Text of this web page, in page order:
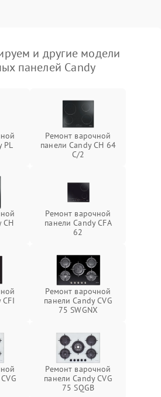
и другие модели
панелей Candy
PL
Ремонт варочной
панели Candy CH 64
C/2
CH
Ремонт варочной
панели Candy CFA
62
Ремонт варочной
панели Candy CVG
75 SWGNX
Ремонт варочной
панели Candy CVG
75 SQGB